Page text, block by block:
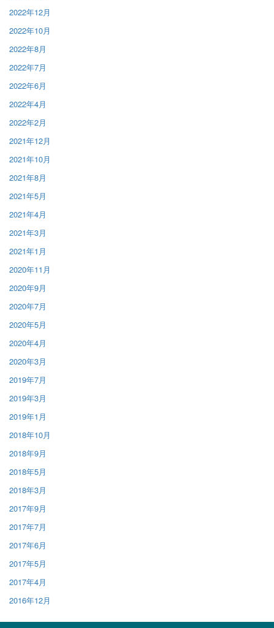
2022年12月
2022年10月
2022年8月
2022年7月
2022年6月
2022年4月
2022年2月
2021年12月
2021年10月
2021年8月
2021年5月
2021年4月
2021年3月
2021年1月
2020年11月
2020年9月
2020年7月
2020年5月
2020年4月
2020年3月
2019年7月
2019年3月
2019年1月
2018年10月
2018年9月
2018年5月
2018年3月
2017年9月
2017年7月
2017年6月
2017年5月
2017年4月
2016年12月